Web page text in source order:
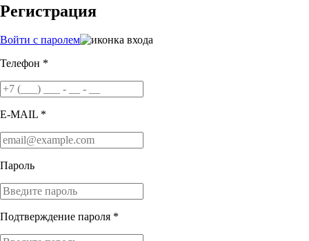
Регистрация
Войти с паролем
Телефон *
E-MAIL *
Пароль
Подтверждение пароля *